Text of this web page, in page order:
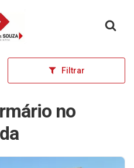
inicial
Filtrar
no